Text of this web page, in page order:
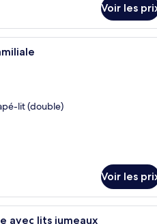
Voir les
Une chambre d’hôtel avec
lit (double)
Voir les
Une chambre d’hôtel
avec lits jumeaux